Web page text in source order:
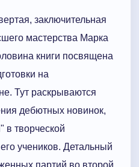
заключительная
мастерства Марка
книги посвящена
на
Тут раскрываются
дебютных новинок,
в творческой
учеников. Детальный
партий во второй